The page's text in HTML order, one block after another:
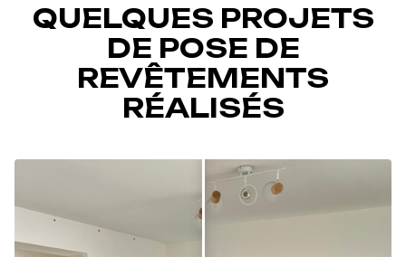
QUELQUES PROJETS
DE POSE DE
REVÊTEMENTS
RÉALISÉS